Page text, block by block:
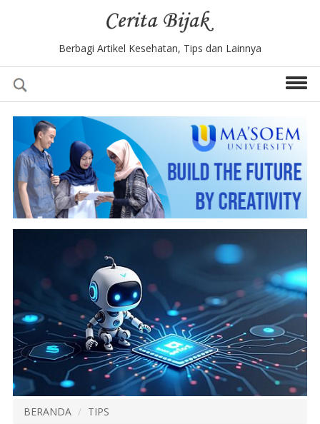
Berbagi Artikel Kesehatan, Tips dan Lainnya
BERANDA TIPS